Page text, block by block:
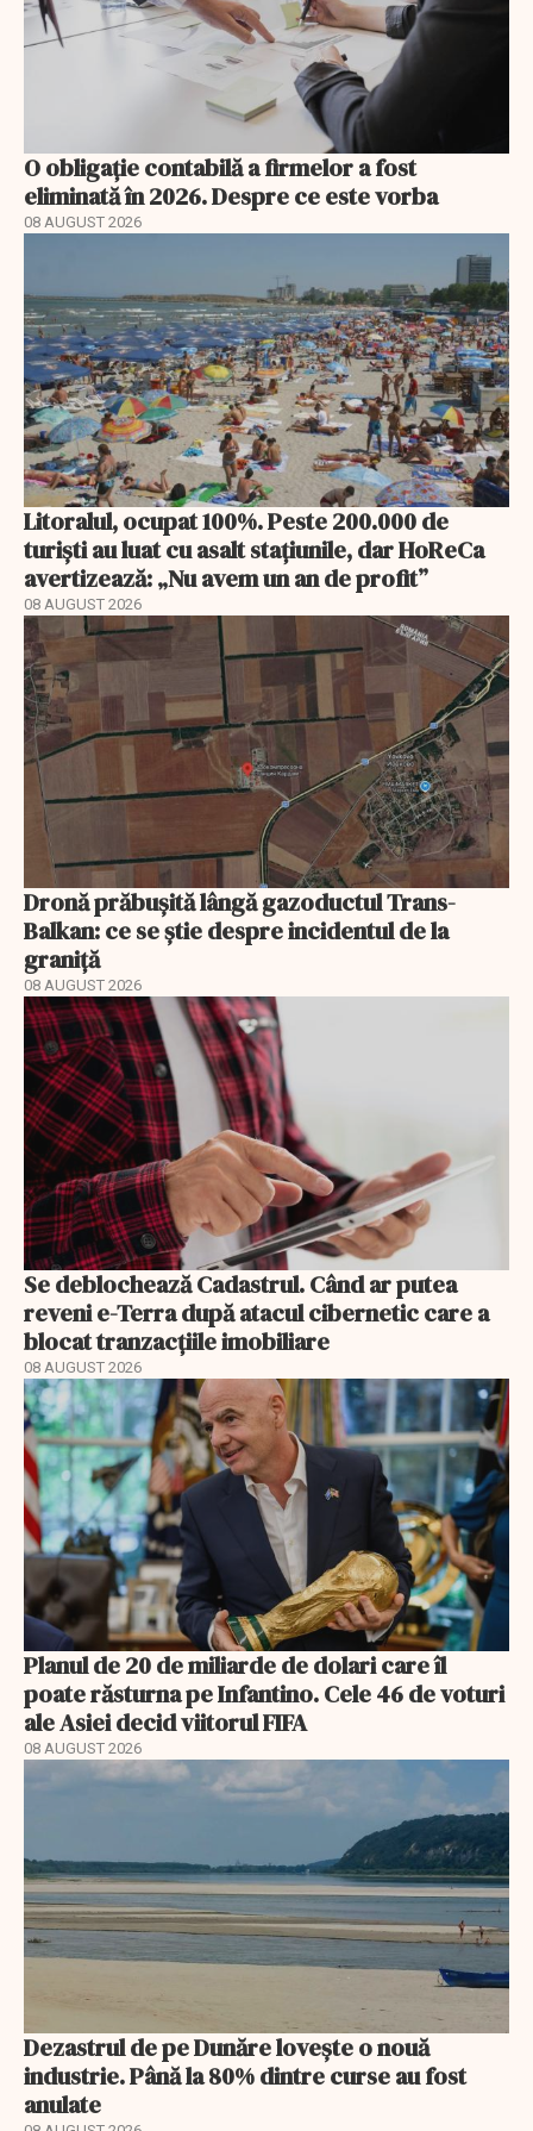
O obligație contabilă a firmelor a fost
eliminată în 2026. Despre ce este vorba
08 AUGUST 2026
Litoralul, ocupat 100%. Peste 200.000 de
turiști au luat cu asalt stațiunile, dar HoReCa
avertizează: „Nu avem un an de profit”
08 AUGUST 2026
Dronă prăbușită lângă gazoductul Trans-
Balkan: ce se știe despre incidentul de la
graniță
08 AUGUST 2026
Se deblochează Cadastrul. Când ar putea
reveni e-Terra după atacul cibernetic care a
blocat tranzacțiile imobiliare
08 AUGUST 2026
Planul de 20 de miliarde de dolari care îl
poate răsturna pe Infantino. Cele 46 de voturi
ale Asiei decid viitorul FIFA
08 AUGUST 2026
Dezastrul de pe Dunăre lovește o nouă
industrie. Până la 80% dintre curse au fost
anulate